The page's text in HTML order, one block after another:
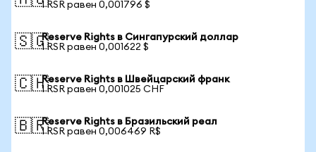
1 RSR равен 0,001796 $
🇸🇬Reserve Rights в Сингапурский доллар
1 RSR равен 0,001622 $
🇨🇭Reserve Rights в Швейцарский франк
1 RSR равен 0,001025 CHF
🇧🇷Reserve Rights в Бразильский реал
1 RSR равен 0,006469 R$